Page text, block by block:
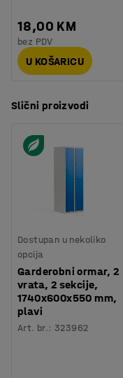
18,00 KM
bez PDV
U KOŠARICU
Slični proizvodi
Dostupan u nekoliko
opcija
Garderobni ormar, 2
vrata, 2 sekcije,
1740x600x550 mm,
plavi
Art. br.:323962